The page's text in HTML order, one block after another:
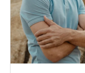
d
u
k
t
ů